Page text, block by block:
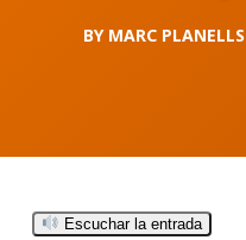
BY MARC PLANELLS
Escuchar la entrada